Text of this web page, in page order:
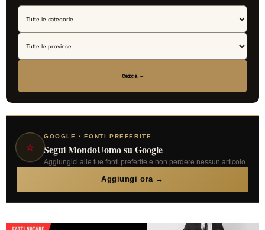
Cerca →
⭐
GOOGLE · FONTI PREFERITE
Segui MondoUomo su Google
Aggiungici alle tue fonti preferite e non perdere nessun articolo
Aggiungi ora →